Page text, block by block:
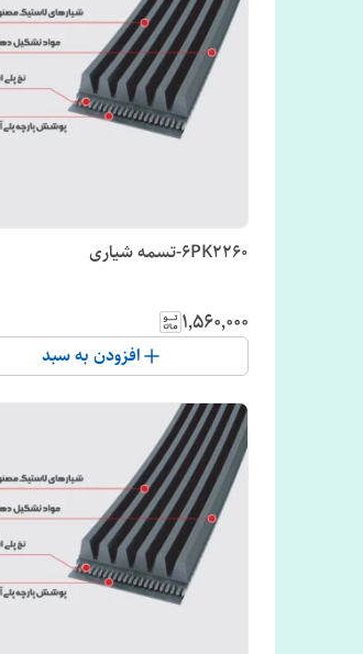
6PK2260-تسمه شیاری
۱٬۵۶۰٬۰۰۰
افزودن به سبد